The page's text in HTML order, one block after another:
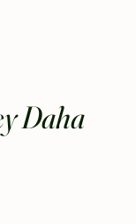
Daha